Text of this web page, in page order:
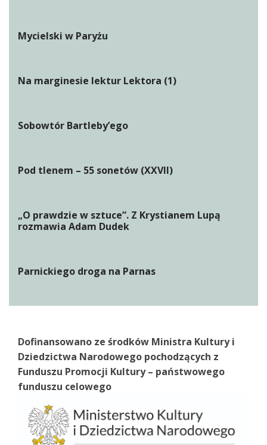
Mycielski w Paryżu
Na marginesie lektur Lektora (1)
Sobowtór Bartleby’ego
Pod tlenem – 55 sonetów (XXVII)
„O prawdzie w sztuce”. Z Krystianem Lupą
rozmawia Adam Dudek
Parnickiego droga na Parnas
Dofinansowano ze środków Ministra Kultury i
Dziedzictwa Narodowego pochodzących z
Funduszu Promocji Kultury – państwowego
funduszu celowego